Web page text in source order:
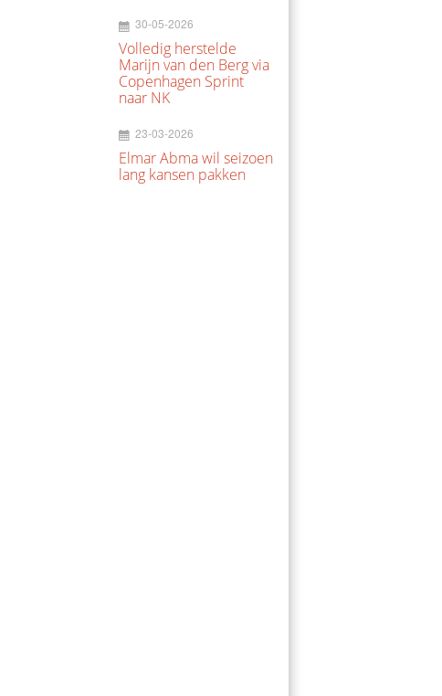
30-05-2026
Volledig herstelde
Marijn van den Berg via
Copenhagen Sprint
naar NK
23-03-2026
Elmar Abma wil seizoen
lang kansen pakken